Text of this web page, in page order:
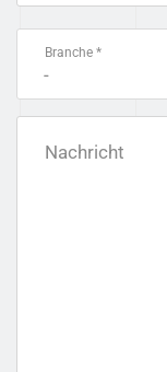
Branche *
-
Nachricht